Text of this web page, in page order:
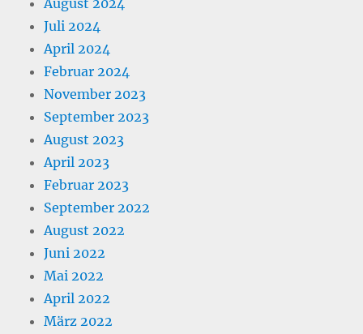
Juli 2024
April 2024
Februar 2024
November 2023
September 2023
August 2023
April 2023
Februar 2023
September 2022
August 2022
Juni 2022
Mai 2022
April 2022
März 2022